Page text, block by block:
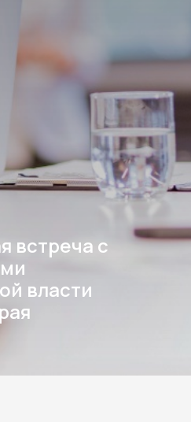
встреча с
власти